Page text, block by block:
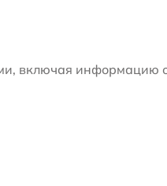
включая информацию о